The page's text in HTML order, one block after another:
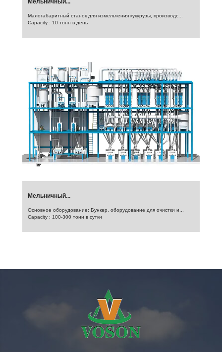
Мельничный...
Малогабаритный станок для измельчения кукурузы, производс...
Capacity : 10 тонн в день
Мельничный...
Основное оборудование: Бункер, оборудование для очистки и...
Capacity : 100-300 тонн в сутки